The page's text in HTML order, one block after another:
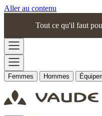
Aller au contenu
Tout ce qu'il faut
Femmes Hommes